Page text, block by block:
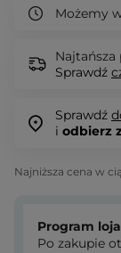
Możemy
Najtańsza
Sprawdź
Sprawdź
i odbierz
Najniższa cena w
Program
Po zakupie